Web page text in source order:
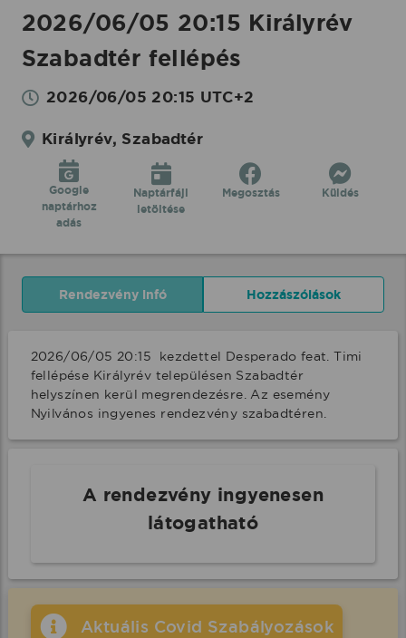
2026/06/05 20:15 Királyrév
Szabadtér fellépés
2026/06/05 20:15 UTC+2
Királyrév, Szabadtér
Google
naptárhoz
adás
Naptárfájl
letöltése
Megosztás Küldés
Rendezvény infó Hozzászólások
2026/06/05 20:15  kezdettel Desperado feat. Timi
fellépése Királyrév településen Szabadtér
helyszínen kerül megrendezésre. Az esemény
Nyilvános ingyenes rendezvény szabadtéren.
A rendezvény ingyenesen
látogatható
Aktuális Covid Szabályozások